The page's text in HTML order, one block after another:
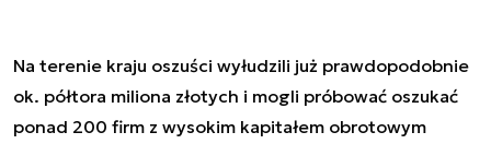
Na terenie kraju oszuści wyłudzili już prawdopodobnie
ok. półtora miliona złotych i mogli próbować oszukać
ponad 200 firm z wysokim kapitałem obrotowym